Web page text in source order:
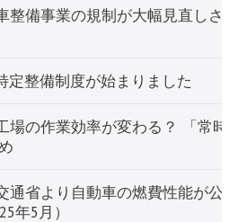
通省より自動車の燃費性能が公
年5月）
場の作業効率が変わる？ 「常時
定整備制度が始まりました
整備事業の規制が大幅見直しさ